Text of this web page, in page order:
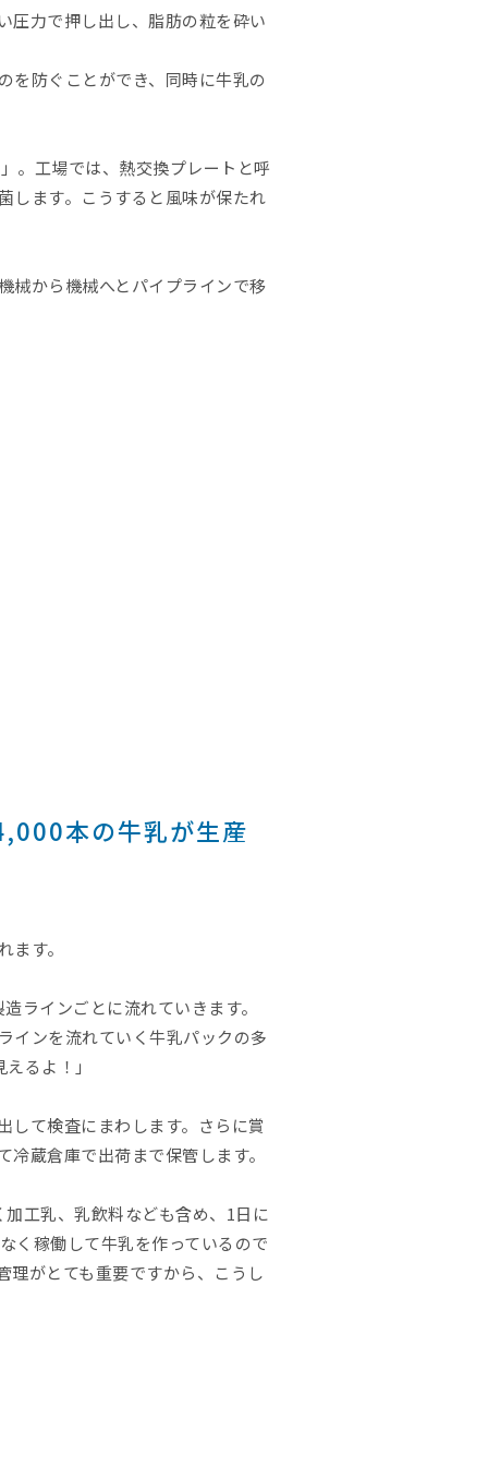
圧力で押し出し、脂肪の粒を砕い
を防ぐことができ、同時に牛乳の
。工場では、熱交換プレートと呼
します。こうすると風味が保たれ
械から機械へとパイプラインで移
本の牛乳が生産
す。
ラインごとに流れていきます。
インを流れていく牛乳パックの多
るよ！」
して検査にまわします。さらに賞
蔵倉庫で出荷まで保管します。
工乳、乳飲料なども含め、1日に
く稼働して牛乳を作っているので
理がとても重要ですから、こうし